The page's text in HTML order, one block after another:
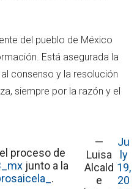
del pueblo de México
Está asegurada la
consenso y la resolución
siempre por la razón y el
proceso de
junto a la
.
—
Luisa
Alcald
e
Ju
ly
19,
20